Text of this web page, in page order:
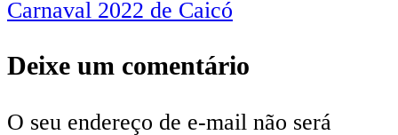
Carnaval 2022 de Caicó
Deixe um comentário
O seu endereço de e-mail não será